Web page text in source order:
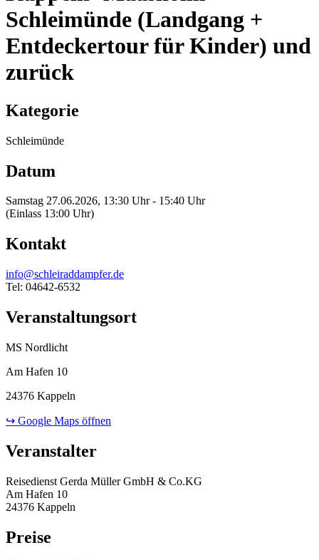
Schleimünde (Landgang +
Entdeckertour für Kinder) und
zurück
Kategorie
Schleimünde
Datum
Samstag 27.06.2026, 13:30 Uhr - 15:40 Uhr
(Einlass 13:00 Uhr)
Kontakt
info@schleiraddampfer.de
Tel: 04642-6532
Veranstaltungsort
MS Nordlicht
Am Hafen 10
24376 Kappeln
↪ Google Maps öffnen
Veranstalter
Reisedienst Gerda Müller GmbH & Co.KG
Am Hafen 10
24376 Kappeln
Preise